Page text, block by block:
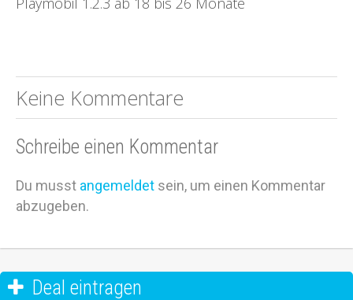
Keine Kommentare
Schreibe einen Kommentar
Du musst angemeldet sein, um einen Kommentar
abzugeben.
 Deal eintragen